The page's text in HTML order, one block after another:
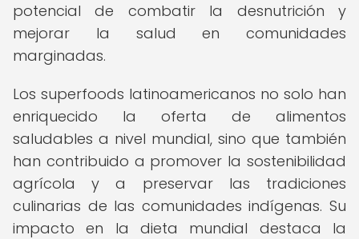
potencial de combatir la desnutrición y
mejorar la salud en comunidades
marginadas.
Los superfoods latinoamericanos no solo han
enriquecido la oferta de alimentos
saludables a nivel mundial, sino que también
han contribuido a promover la sostenibilidad
agrícola y a preservar las tradiciones
culinarias de las comunidades indígenas. Su
impacto en la dieta mundial destaca la